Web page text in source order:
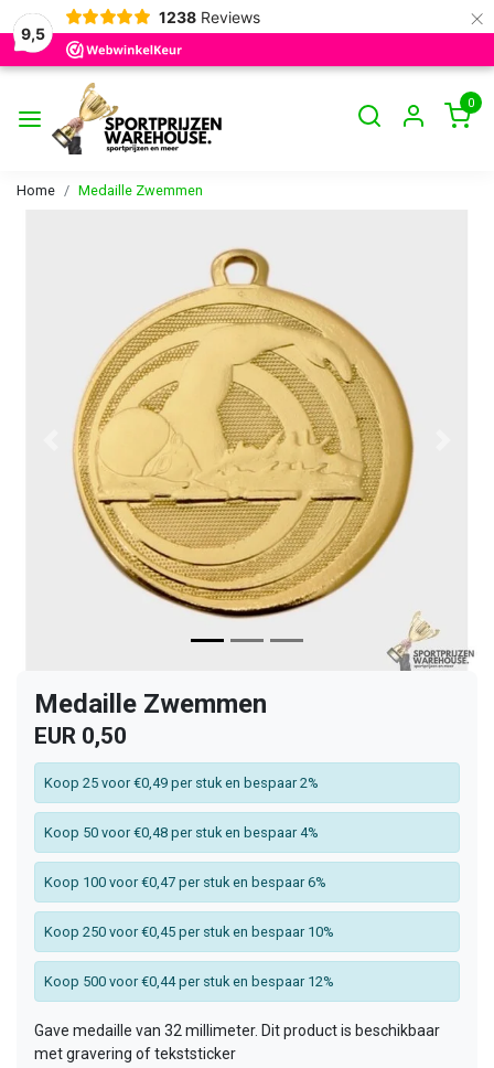
9,5
1238 Reviews ×
0
Home Medaille Zwemmen
Vorige
Medaille Zwemmen
EUR 0,50
Koop 25 voor €0,49 per stuk en bespaar 2%
Koop 50 voor €0,48 per stuk en bespaar 4%
Koop 100 voor €0,47 per stuk en bespaar 6%
Koop 250 voor €0,45 per stuk en bespaar 10%
Koop 500 voor €0,44 per stuk en bespaar 12%
Gave medaille van 32 millimeter. Dit product is beschikbaar
met gravering of tekststicker